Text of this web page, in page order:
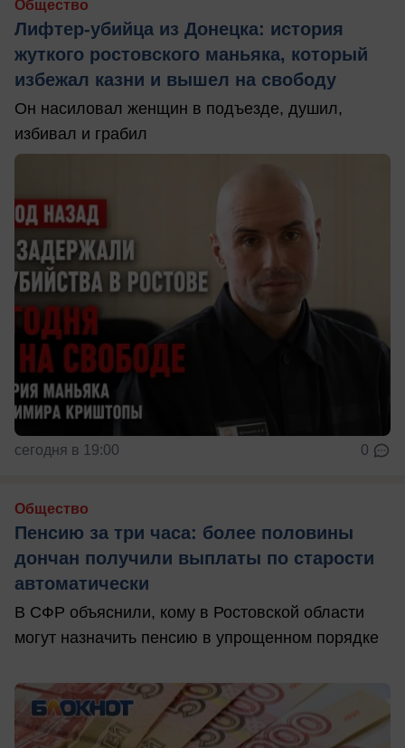
Общество
Лифтер-убийца из Донецка: история
жуткого ростовского маньяка, который
избежал казни и вышел на свободу
Он насиловал женщин в подъезде, душил,
избивал и грабил
сегодня в 19:00 0
Общество
Пенсию за три часа: более половины
дончан получили выплаты по старости
автоматически
В СФР объяснили, кому в Ростовской области
могут назначить пенсию в упрощенном порядке